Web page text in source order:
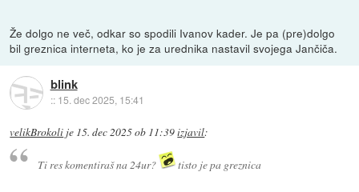
Že dolgo ne več, odkar so spodili Ivanov kader. Je pa (pre)dolgo
bil greznica interneta, ko je za urednika nastavil svojega Jančiča.
blink
:: 15. dec 2025, 15:41
velikBrokoli je 15. dec 2025 ob 11:39izjavil:
Ti res komentiraš na 24ur? tisto je pa greznica